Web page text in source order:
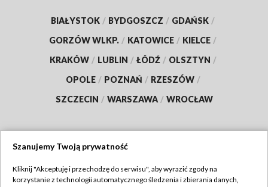
BIAŁYSTOK / BYDGOSZCZ / GDAŃSK /
GORZÓW WLKP. / KATOWICE / KIELCE /
KRAKÓW / LUBLIN / ŁÓDŹ / OLSZTYN /
OPOLE / POZNAŃ / RZESZÓW /
SZCZECIN / WARSZAWA / WROCŁAW
TVP
Szanujemy Twoją prywatność
Kliknij "Akceptuję i przechodzę do serwisu", aby wyrazić zgody na
korzystanie z technologii automatycznego śledzenia i zbierania danych,